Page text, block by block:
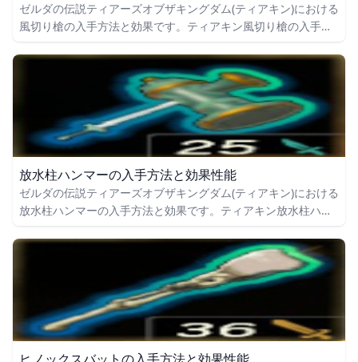
ゼルダの伝説ティアーズオブザキングダム(ティアキン)における
風切り槍の入手方法と効果です。ティアキン風切り槍の入手場
す。
放水柱ハンマーの入手方法と効果性能
ゼルダの伝説ティアーズオブザキングダム(ティアキン)における
放水柱ハンマーの入手方法と効果です。ティアキン放水柱ハン
いても掲載しています。